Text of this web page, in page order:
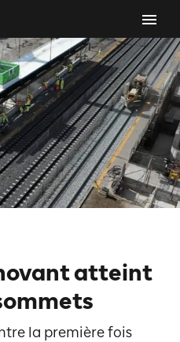
atteint
la première fois